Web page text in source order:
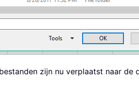
zijn nu verplaatst naar